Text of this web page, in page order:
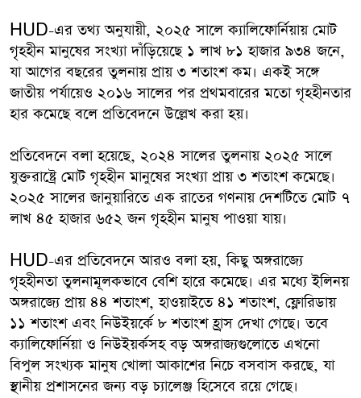
HUD-এর তথ্য অনুযায়ী, ২০২৫ সালে ক্যালিফোর্নিয়ায় মোট
গৃহহীন মানুষের সংখ্যা দাঁড়িয়েছে ১ লাখ ৮১ হাজার ৯৩৪ জনে,
যা আগের বছরের তুলনায় প্রায় ৩ শতাংশ কম। একই সঙ্গে
জাতীয় পর্যায়েও ২০১৬ সালের পর প্রথমবারের মতো গৃহহীনতার
হার কমেছে বলে প্রতিবেদনে উল্লেখ করা হয়।
প্রতিবেদনে বলা হয়েছে, ২০২৪ সালের তুলনায় ২০২৫ সালে
যুক্তরাষ্ট্রে মোট গৃহহীন মানুষের সংখ্যা প্রায় ৩ শতাংশ কমেছে।
২০২৫ সালের জানুয়ারিতে এক রাতের গণনায় দেশটিতে মোট ৭
লাখ ৪৫ হাজার ৬৫২ জন গৃহহীন মানুষ পাওয়া যায়।
HUD-এর প্রতিবেদনে আরও বলা হয়, কিছু অঙ্গরাজ্যে
গৃহহীনতা তুলনামূলকভাবে বেশি হারে কমেছে। এর মধ্যে ইলিনয়
অঙ্গরাজ্যে প্রায় ৪৪ শতাংশ, হাওয়াইতে ৪১ শতাংশ, ফ্লোরিডায়
১১ শতাংশ এবং নিউইয়র্কে ৮ শতাংশ হ্রাস দেখা গেছে। তবে
ক্যালিফোর্নিয়া ও নিউইয়র্কসহ বড় অঙ্গরাজ্যগুলোতে এখনো
বিপুল সংখ্যক মানুষ খোলা আকাশের নিচে বসবাস করছে, যা
স্থানীয় প্রশাসনের জন্য বড় চ্যালেঞ্জ হিসেবে রয়ে গেছে।